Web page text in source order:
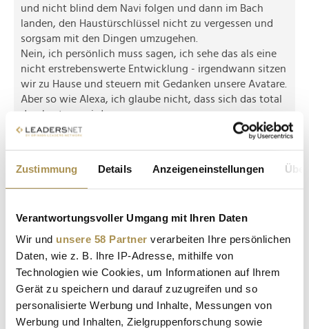
Zustimmung Details Anzeigeneinstellungen
Verantwortungsvoller Umgang mit Ihren Daten
Wir und unsere 58 Partner verarbeiten Ihre persönlichen
Daten, wie z. B. Ihre IP-Adresse, mithilfe von
Technologien wie Cookies, um Informationen auf Ihrem
Gerät zu speichern und darauf zuzugreifen und so
personalisierte Werbung und Inhalte, Messungen von
Werbung und Inhalten, Zielgruppenforschung sowie
und nicht blind dem Navi folgen und dann im Bach
landen, den Haustürschlüssel nicht zu vergessen und
sorgsam mit den Dingen umzugehen.
Nein, ich persönlich muss sagen, ich sehe das als eine
nicht erstrebenswerte Entwicklung - irgendwann sitzen
wir zu Hause und steuern mit Gedanken unsere Avatare.
Aber so wie Alexa, ich glaube nicht, dass sich das total
durchsetzen wird.
Antwort veröffentlichen
Kommentar veröffentlichen
Kommentar:*